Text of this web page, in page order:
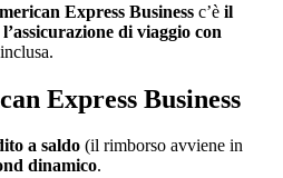
Express Business c’è il
l’assicurazione di viaggio con
inclusa.
Express Business
a saldo (il rimborso avviene in
dinamico.